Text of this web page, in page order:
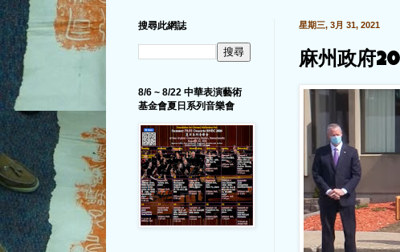
星期三, 3月 31, 2021
麻州政府
搜尋此網誌
8/6 ~ 8/22 中華表演藝術
基金會夏日系列音樂會